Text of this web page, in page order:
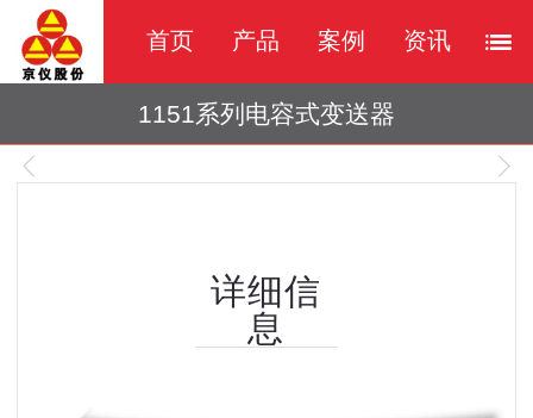
首页 产品 案例 资讯
1151系列电容式变送器
1/1
详细信
息